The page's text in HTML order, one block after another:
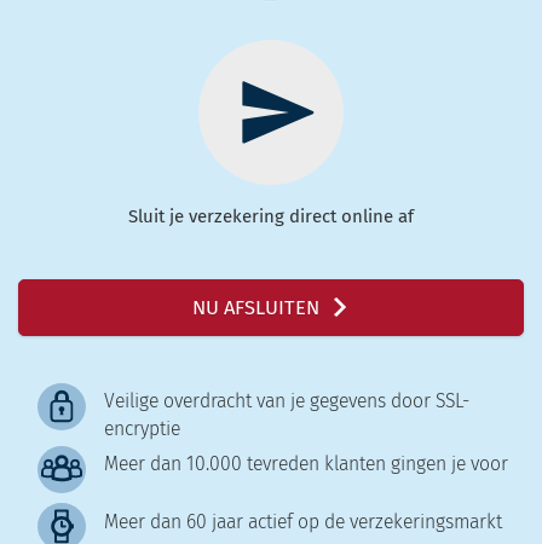
Sluit je verzekering direct online af
Veilige overdracht van je gegevens door SSL-
encryptie
Meer dan 10.000 tevreden klanten gingen je voor
Meer dan 60 jaar actief op de verzekeringsmarkt
NU AFSLUITEN